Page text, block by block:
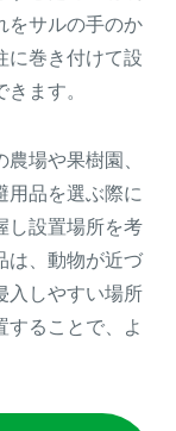
をサルの手のか
に巻き付けて設
ます。
場や果樹園、
用品を選ぶ際に
し設置場所を考
は、動物が近づ
入しやすい場所
することで、よ